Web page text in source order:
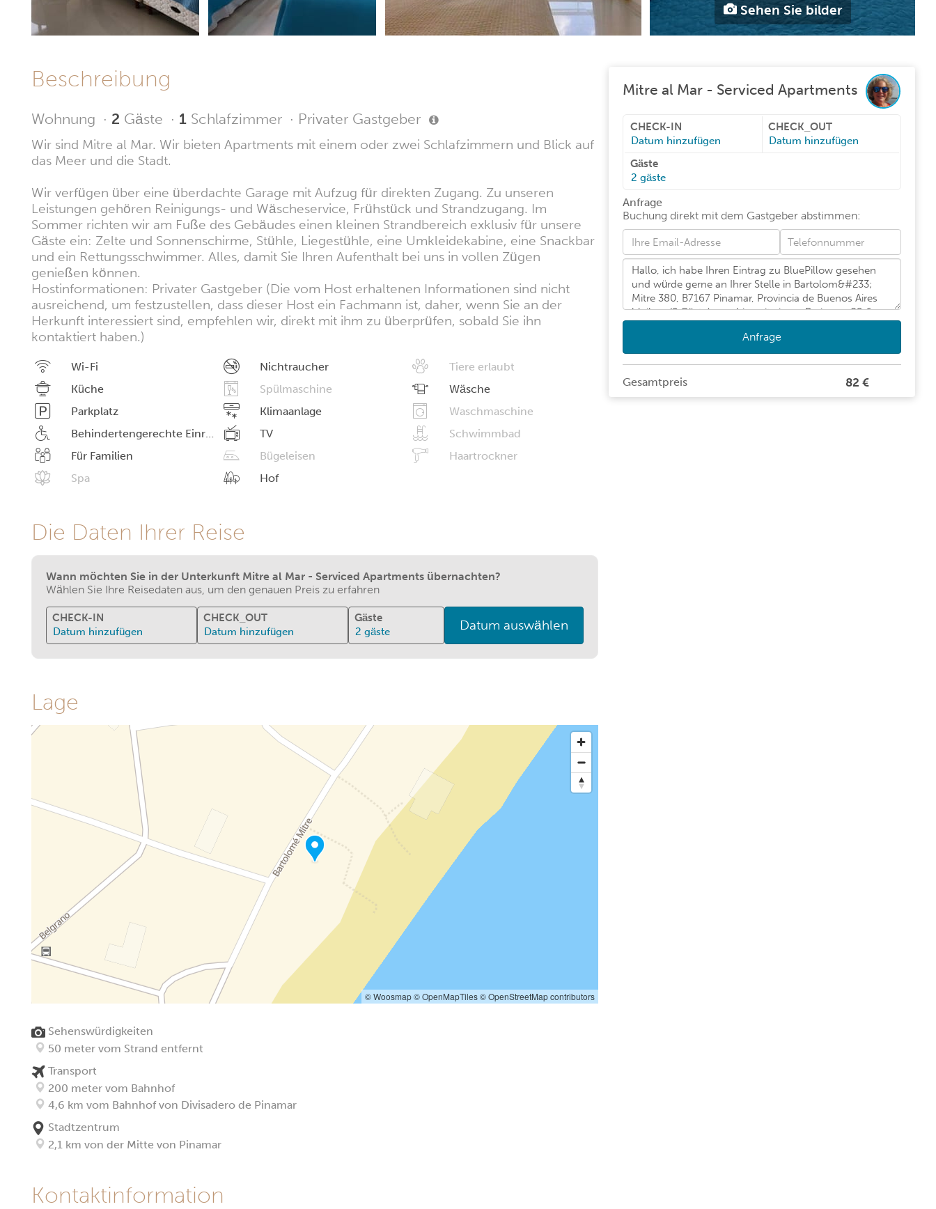
Sehen Sie bilder
Beschreibung
Wohnung · 2 Gäste · 1 Schlafzimmer · Privater Gastgeber
Wir sind Mitre al Mar. Wir bieten Apartments mit einem oder zwei Schlafzimmern und Blick auf
das Meer und die Stadt.
Wir verfügen über eine überdachte Garage mit Aufzug für direkten Zugang. Zu unseren
Leistungen gehören Reinigungs- und Wäscheservice, Frühstück und Strandzugang. Im
Sommer richten wir am Fuße des Gebäudes einen kleinen Strandbereich exklusiv für unsere
Gäste ein: Zelte und Sonnenschirme, Stühle, Liegestühle, eine Umkleidekabine, eine Snackbar
und ein Rettungsschwimmer. Alles, damit Sie Ihren Aufenthalt bei uns in vollen Zügen
genießen können.
Hostinformationen: Privater Gastgeber (Die vom Host erhaltenen Informationen sind nicht
ausreichend, um festzustellen, dass dieser Host ein Fachmann ist, daher, wenn Sie an der
Herkunft interessiert sind, empfehlen wir, direkt mit ihm zu überprüfen, sobald Sie ihn
kontaktiert haben.)
Wi-Fi Nichtraucher
Tiere erlaubt
Küche
Spülmaschine
Wäsche
Parkplatz
Klimaanlage
Waschmaschine
Behindertengerechte Einrichtungen
TV
Schwimmbad
Für Familien
Bügeleisen
Haartrockner
Spa
Hof
Die Daten Ihrer Reise
Wann möchten Sie in der Unterkunft Mitre al Mar - Serviced Apartments übernachten?
Wählen Sie Ihre Reisedaten aus, um den genauen Preis zu erfahren
CHECK-IN
Datum hinzufügen
CHECK_OUT
Datum hinzufügen
Gäste
2 gäste Datum auswählen
Lage
© Woosmap© OpenMapTiles© OpenStreetMap contributors
Sehenswürdigkeiten
50 meter vom Strand entfernt
Transport
200 meter vom Bahnhof
4,6 km vom Bahnhof von Divisadero de Pinamar
Stadtzentrum
2,1 km von der Mitte von Pinamar
Kontaktinformation
Mitre al Mar - Serviced Apartments
CHECK-IN
Datum hinzufügen
CHECK_OUT
Datum hinzufügen
Gäste
2 gäste
Anfrage
Buchung direkt mit dem Gastgeber abstimmen:
Anfrage
Gesamtpreis 82 €